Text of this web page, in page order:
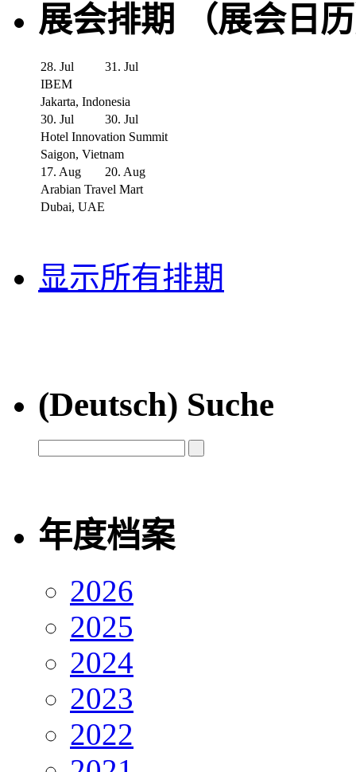
展会排期 （展会日
28. Jul
31. Jul
IBEM
Jakarta, Indonesia
30. Jul
30. Jul
Hotel Innovation Summit
Saigon, Vietnam
17. Aug
20. Aug
Arabian Travel Mart
Dubai, UAE
显示所有排期
(Deutsch) Suche
年度档案
2026
2025
2024
2023
2022